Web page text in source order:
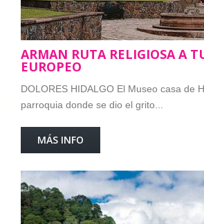
ARMAN RUTA RELIGIOSA A
EUROPEO
DOLORES HIDALGO El Museo casa de
parroquia donde se dio el grito...
MÁS INFO